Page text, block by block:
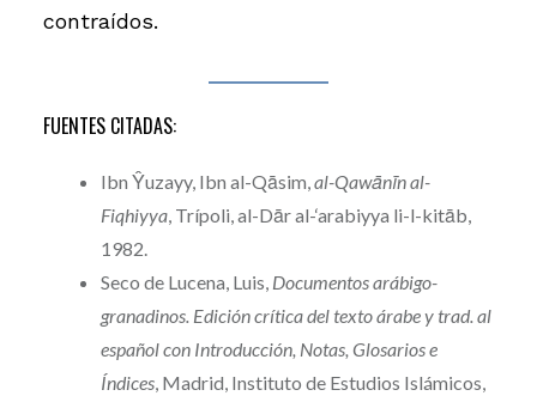
contraídos.
FUENTES CITADAS:
Ibn Ŷuzayy, Ibn al-Qāsim, al-Qawānīn al-
Fiqhiyya, Trípoli, al-Dār al-‘arabiyya li-l-kitāb,
1982.
Seco de Lucena, Luis, Documentos arábigo-
granadinos. Edición crítica del texto árabe y trad. al
español con Introducción, Notas, Glosarios e
Índices, Madrid, Instituto de Estudios Islámicos,